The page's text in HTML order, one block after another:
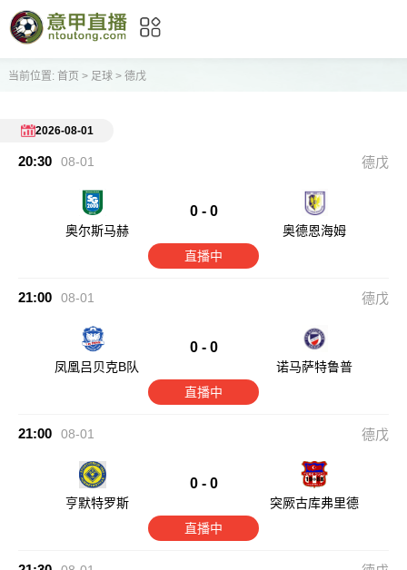
当前位置: 首页 > 足球> 德戊
2026-08-01
20:30 08-01 德戊
奥尔斯马赫
0 - 0
奥德恩海姆
直播中
21:00 08-01 德戊
凤凰吕贝克B队
0 - 0
诺马萨特鲁普
直播中
21:00 08-01 德戊
亨默特罗斯
0 - 0
突厥古库弗里德
直播中